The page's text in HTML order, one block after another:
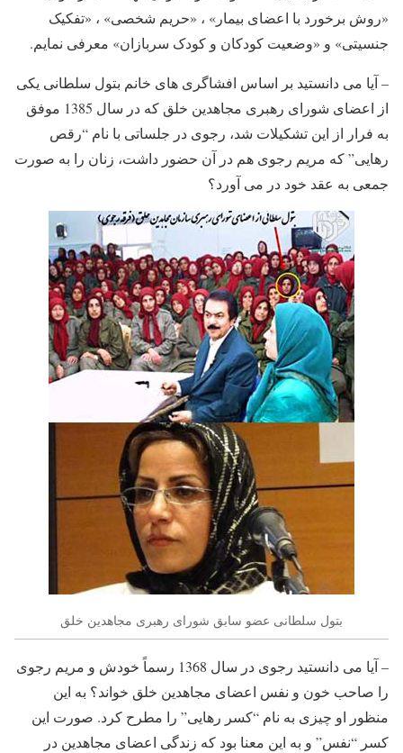
«روش برخورد با اعضای بیمار» ، «حریم شخصی» ، «تفکیک
جنسیتی» و «وضعیت کودکان و کودک سربازان» معرفی نمایم.
– آیا می دانستید بر اساس افشاگری های خانم بتول سلطانی یکی
از اعضای شورای رهبری مجاهدین خلق که در سال 1385 موفق
به فرار از این تشکیلات شد، رجوی در جلساتی با نام “رقص
رهایی” که مریم رجوی هم در آن حضور داشت، زنان را به صورت
جمعی به عقد خود در می آورد؟
بتول سلطانی عضو سابق شورای رهبری مجاهدین خلق
– آیا می دانستید رجوی در سال 1368 رسماً خودش و مریم رجوی
را صاحب خون و نفس اعضای مجاهدین خلق خواند؟ به این
منظور او چیزی به نام “کسر رهایی” را مطرح کرد. صورت این
کسر “نفس” و به این معنا بود که زندگی اعضای مجاهدین در